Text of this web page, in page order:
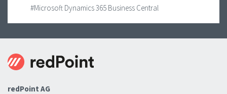
#Microsoft Dynamics 365 Business Central
redPoint AG